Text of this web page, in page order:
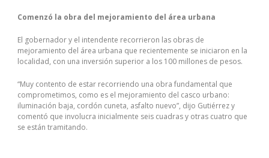
Comenzó la obra del mejoramiento del área urbana
El gobernador y el intendente recorrieron las obras de
mejoramiento del área urbana que recientemente se iniciaron en la
localidad, con una inversión superior a los 100 millones de pesos.
“Muy contento de estar recorriendo una obra fundamental que
comprometimos, como es el mejoramiento del casco urbano:
iluminación baja, cordón cuneta, asfalto nuevo”, dijo Gutiérrez y
comentó que involucra inicialmente seis cuadras y otras cuatro que
se están tramitando.